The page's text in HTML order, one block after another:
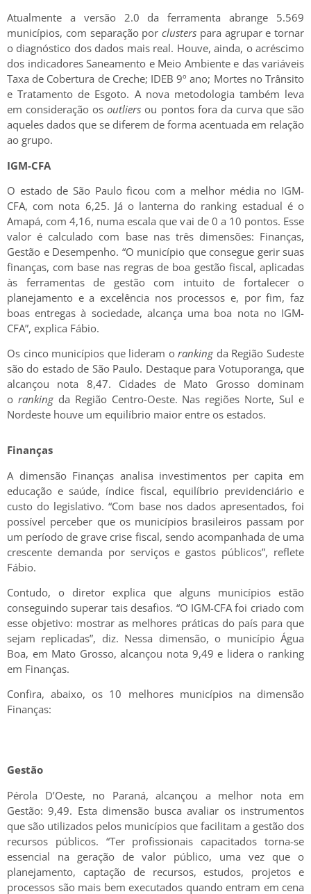
Atualmente a versão 2.0 da ferramenta abrange 5.569
municípios, com separação por clusters para agrupar e tornar
o diagnóstico dos dados mais real. Houve, ainda, o acréscimo
dos indicadores Saneamento e Meio Ambiente e das variáveis
Taxa de Cobertura de Creche; IDEB 9º ano; Mortes no Trânsito
e Tratamento de Esgoto. A nova metodologia também leva
em consideração osoutliers ou pontos fora da curva que são
aqueles dados que se diferem de forma acentuada em relação
ao grupo.
IGM-CFA
O estado de São Paulo ficou com a melhor média no IGM-
CFA, com nota 6,25. Já o lanterna do ranking estadual é o
Amapá, com 4,16, numa escala que vai de 0 a 10 pontos. Esse
valor é calculado com base nas três dimensões: Finanças,
Gestão e Desempenho. “O município que consegue gerir suas
finanças, com base nas regras de boa gestão fiscal, aplicadas
às ferramentas de gestão com intuito de fortalecer o
planejamento e a excelência nos processos e, por fim, faz
boas entregas à sociedade, alcança uma boa nota no IGM-
CFA”, explica Fábio.
Os cinco municípios que lideram oranking da Região Sudeste
são do estado de São Paulo. Destaque para Votuporanga, que
alcançou nota 8,47. Cidades de Mato Grosso dominam
o rankingda Região Centro-Oeste. Nas regiões Norte, Sul e
Nordeste houve um equilíbrio maior entre os estados.
Finanças
A dimensão Finanças analisa investimentos per capita em
educação e saúde, índice fiscal, equilíbrio previdenciário e
custo do legislativo. “Com base nos dados apresentados, foi
possível perceber que os municípios brasileiros passam por
um período de grave crise fiscal, sendo acompanhada de uma
crescente demanda por serviços e gastos públicos”, reflete
Fábio.
Contudo, o diretor explica que alguns municípios estão
conseguindo superar tais desafios. “O IGM-CFA foi criado com
esse objetivo: mostrar as melhores práticas do país para que
sejam replicadas”, diz. Nessa dimensão, o município Água
Boa, em Mato Grosso, alcançou nota 9,49 e lidera o ranking
em Finanças.
Confira, abaixo, os 10 melhores municípios na dimensão
Finanças:
Gestão
Pérola D’Oeste, no Paraná, alcançou a melhor nota em
Gestão: 9,49. Esta dimensão busca avaliar os instrumentos
que são utilizados pelos municípios que facilitam a gestão dos
recursos públicos. “Ter profissionais capacitados torna-se
essencial na geração de valor público, uma vez que o
planejamento, captação de recursos, estudos, projetos e
processos são mais bem executados quando entram em cena